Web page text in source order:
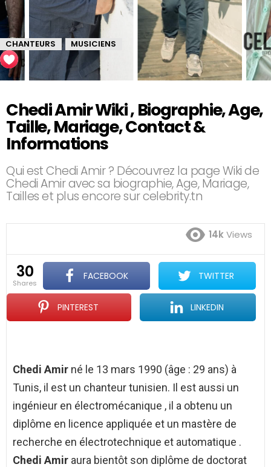
CHANTEURS , MUSICIENS
Chedi Amir Wiki , Biographie, Age,
Taille, Mariage, Contact &
Informations
Qui est Chedi Amir ? Découvrez la page Wiki de
Chedi Amir avec sa biographie, Age, Mariage,
Tailles et plus encore sur celebrity.tn
14kViews
30
shares
FACEBOOK TWITTER
PINTEREST LINKEDIN
Chedi Amir né le 13 mars 1990 (âge : 29 ans) à
Tunis, il est un chanteur tunisien. Il est aussi un
ingénieur en électromécanique , il a obtenu un
diplôme en licence appliquée et un mastère de
recherche en électrotechnique et automatique .
Chedi Amir aura bientôt son diplôme de doctorat